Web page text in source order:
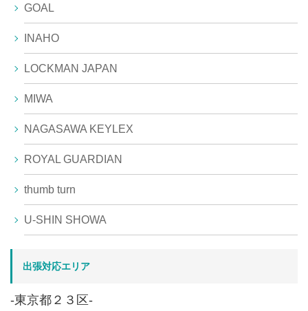
GOAL
INAHO
LOCKMAN JAPAN
MIWA
NAGASAWA KEYLEX
ROYAL GUARDIAN
thumb turn
U-SHIN SHOWA
出張対応エリア
-東京都２３区-